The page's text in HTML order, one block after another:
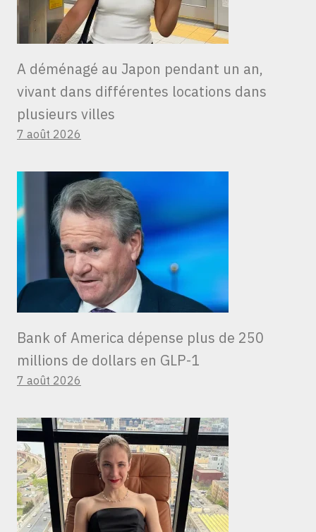
A déménagé au Japon pendant un an,
vivant dans différentes locations dans
plusieurs villes
7 août 2026
Bank of America dépense plus de 250
millions de dollars en GLP-1
7 août 2026